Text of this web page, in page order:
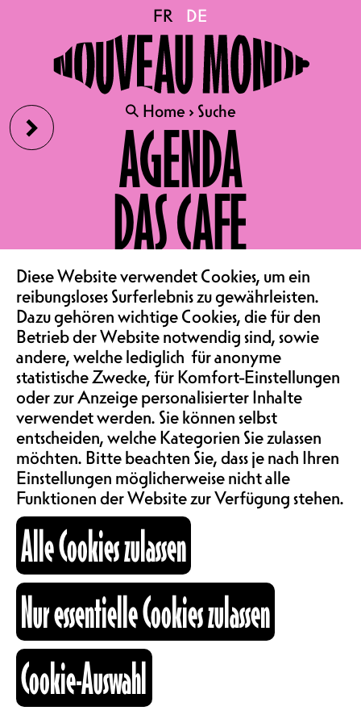
›
FR DE
🔍 Home › Suche
AGENDA
DAS CAFE
VEREIN & COMMUNITY
SAALMIETE
ABOS & TARIFE
INFORMATIONEN
KARTOGRAPHIE
SUCHE
fb
+41 26 322 57 67
FR DE
🔍 Home › Suche
Suchbegriff
Suche
fbigli
Kulturraum
+41 26 322 57 67
info@nouveaumonde.ch
Le Nouveau Monde à l'Ancienne Gare
Esplanade de l’Ancienne-Gare 3
1700 Fribourg
Café
+41 26 322 57 72
cafe@nouveaumonde.ch
Diese Website verwendet Cookies, um ein
reibungsloses Surferlebnis zu gewährleisten.
Dazu gehören wichtige Cookies, die für den
Betrieb der Website notwendig sind, sowie
andere, welche lediglich für anonyme
statistische Zwecke, für Komfort-Einstellungen
oder zur Anzeige personalisierter Inhalte
verwendet werden. Sie können selbst
entscheiden, welche Kategorien Sie zulassen
möchten. Bitte beachten Sie, dass je nach Ihren
Einstellungen möglicherweise nicht alle
Funktionen der Website zur Verfügung stehen.
Alle Cookies zulassen
Nur essentielle Cookies zulassen
Cookie-Auswahl